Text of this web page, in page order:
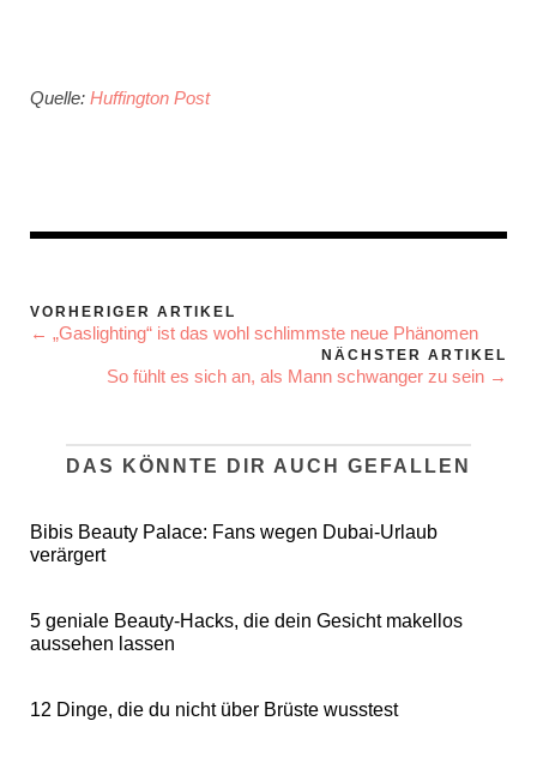
Quelle: Huffington Post
VORHERIGER ARTIKEL
← „Gaslighting“ ist das wohl schlimmste neue Phänomen
NÄCHSTER ARTIKEL
So fühlt es sich an, als Mann schwanger zu sein →
DAS KÖNNTE DIR AUCH GEFALLEN
Bibis Beauty Palace: Fans wegen Dubai-Urlaub
verärgert
5 geniale Beauty-Hacks, die dein Gesicht makellos
aussehen lassen
12 Dinge, die du nicht über Brüste wusstest